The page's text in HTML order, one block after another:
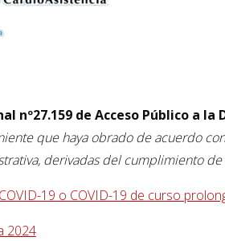
nº27.159 de Acceso Público a la
que haya obrado de acuerdo
derivadas del cumplimiento de
19 o COVID-19 de curso
2024